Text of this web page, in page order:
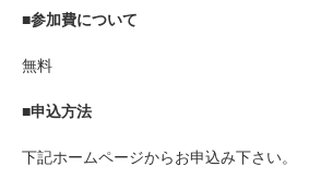
■参加費について
無料
■申込方法
下記ホームページからお申込み下さい。